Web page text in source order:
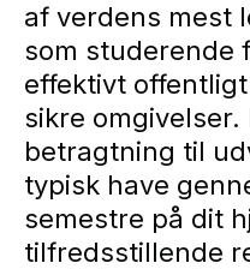
af verdens mest
som studerende
effektivt
sikre omgivelser.
betragtning til
typisk have
semestre på dit
tilfredsstillende